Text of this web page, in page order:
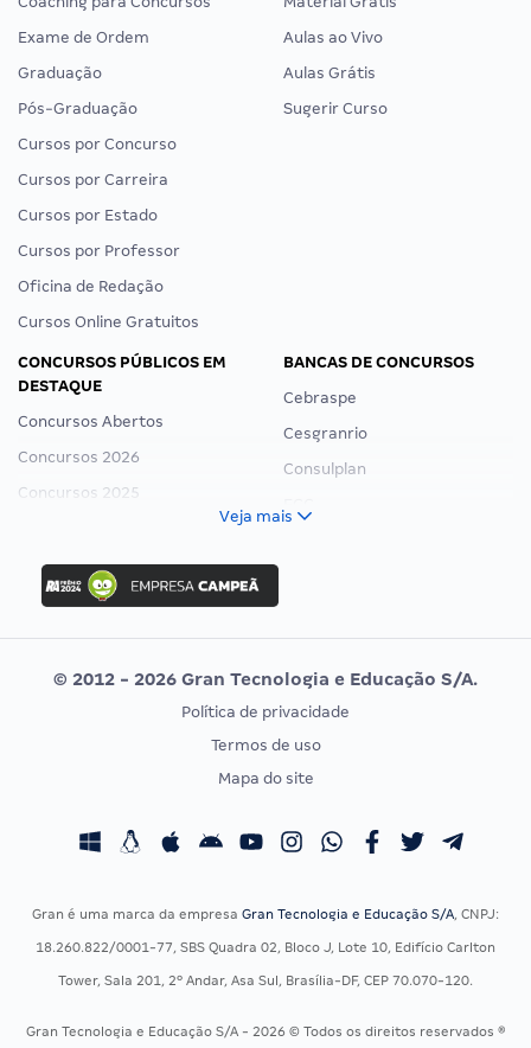
Exame de Ordem
Graduação
Pós-Graduação
Cursos por Concurso
Cursos por Carreira
Cursos por Estado
Cursos por Professor
Oficina de Redação
Cursos Online Gratuitos
Aulas ao Vivo
Aulas Grátis
Sugerir Curso
CONCURSOS PÚBLICOS EM
DESTAQUE
Concursos Abertos
Concursos 2026
Concursos 2025
Concurso Ibama
Concurso MPU
Editais publicados
BANCAS DE CONCURSOS
Cebraspe
Cesgranrio
Consulplan
Vunesp
CONCURSOS POR PROFISSÃO
Concursos Fiscais
Concursos Saúde
Residência Multiprofissional
EXAME DE ORDEM
Calendário OAB
Veja mais
© 2012 - 2026 Gran Tecnologia e Educação S/A.
Política de privacidade
Termos de uso
Mapa do site
Gran é uma marca da empresa Gran Tecnologia e Educação S/A, CNPJ:
18.260.822/0001-77, SBS Quadra 02, Bloco J, Lote 10, Edifício Carlton
Tower, Sala 201, 2º Andar, Asa Sul, Brasília-DF, CEP 70.070-120.
Gran Tecnologia e Educação S/A - 2026 © Todos os direitos reservados ®